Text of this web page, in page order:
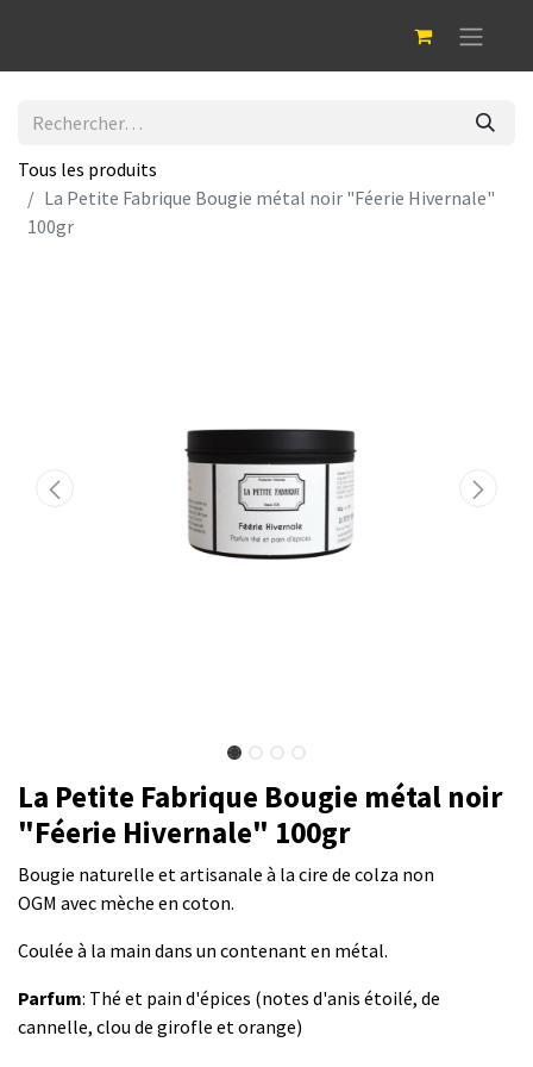
Tous les produits
La Petite Fabrique Bougie métal noir "Féerie Hivernale"
100gr
La Petite Fabrique Bougie métal noir
"Féerie Hivernale" 100gr
Bougie naturelle et artisanale à la cire de colza non
OGM avec mèche en coton.
Coulée à la main dans un contenant en métal.
Parfum: Thé et pain d'épices (notes d'anis étoilé, de
cannelle, clou de girofle et orange)